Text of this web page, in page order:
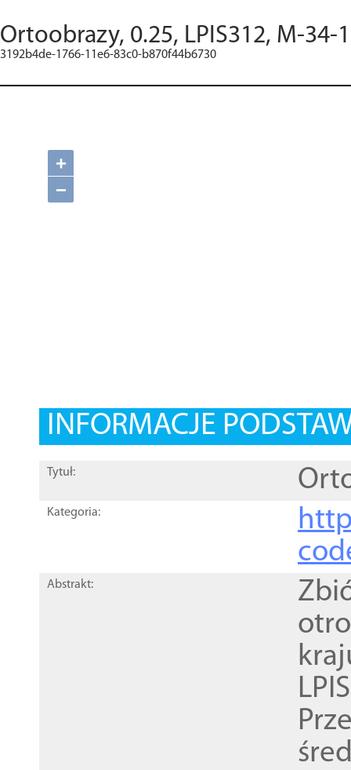
Ortoobrazy, 0.25, LPIS312, M-34-
3192b4de-1766-11e6-83c0-b870f44b6730
+
−
INFORMACJE
Tytuł:
Kategoria:
Abstrakt: